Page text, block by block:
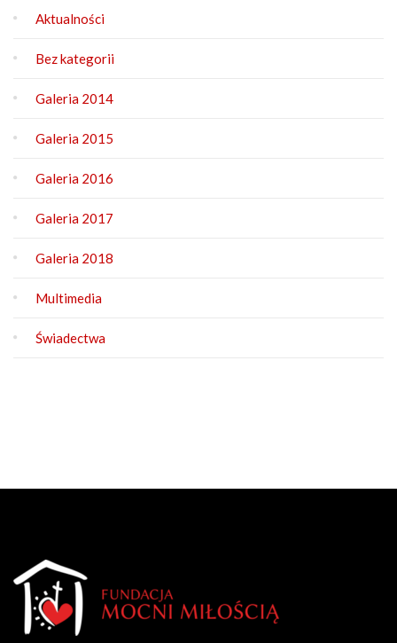
Aktualności
Bez kategorii
Galeria 2014
Galeria 2015
Galeria 2016
Galeria 2017
Galeria 2018
Multimedia
Świadectwa